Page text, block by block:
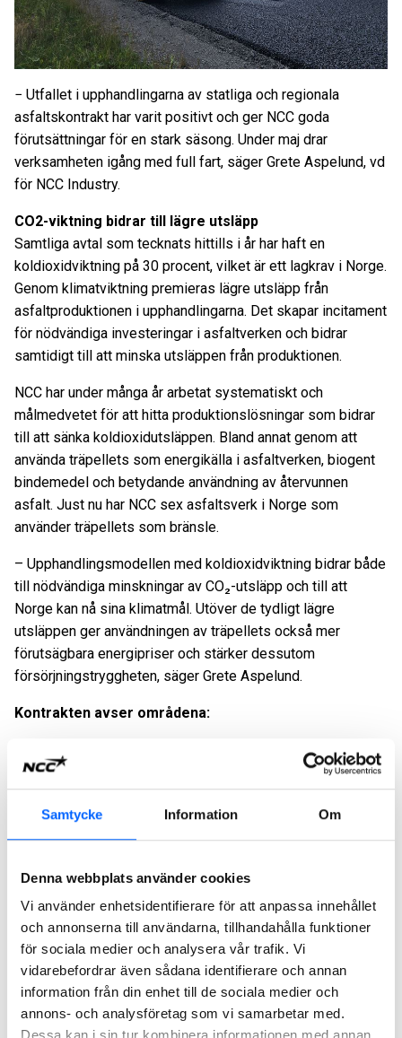
Samtycke Information Om
Denna webbplats använder cookies
Vi använder enhetsidentifierare för att anpassa innehållet
och annonserna till användarna, tillhandahålla funktioner
för sociala medier och analysera vår trafik. Vi
vidarebefordrar även sådana identifierare och annan
information från din enhet till de sociala medier och
annons- och analysföretag som vi samarbetar med.
− Utfallet i upphandlingarna av statliga och regionala
asfaltskontrakt har varit positivt och ger NCC goda
förutsättningar för en stark säsong. Under maj drar
verksamheten igång med full fart, säger Grete Aspelund, vd
för NCC Industry.
CO2-viktning bidrar till lägre utsläpp
Samtliga avtal som tecknats hittills i år har haft en
koldioxidviktning på 30 procent, vilket är ett lagkrav i Norge.
Genom klimatviktning premieras lägre utsläpp från
asfaltproduktionen i upphandlingarna. Det skapar incitament
för nödvändiga investeringar i asfaltverken och bidrar
samtidigt till att minska utsläppen från produktionen.
NCC har under många år arbetat systematiskt och
målmedvetet för att hitta produktionslösningar som bidrar
till att sänka koldioxidutsläppen. Bland annat genom att
använda träpellets som energikälla i asfaltverken, biogent
bindemedel och betydande användning av återvunnen
asfalt. Just nu har NCC sex asfaltsverk i Norge som
använder träpellets som bränsle.
– Upphandlingsmodellen med koldioxidviktning bidrar både
till nödvändiga minskningar av CO₂-utsläpp och till att
Norge kan nå sina klimatmål. Utöver de tydligt lägre
utsläppen ger användningen av träpellets också mer
förutsägbara energipriser och stärker dessutom
försörjningstryggheten, säger Grete Aspelund.
Kontrakten avser områdena:
Innlandet fylkeskommune – Gudbrandsdalen, Valdres,
Nord Østerdalen
Agder fylkeskommune – Agder midt
Rogaland fylkeskommune – Nord Jæren
Akershus fylkeskommune – Förstärkning och asfaltering
Møre og Romsdal fylkeskommune – Fylkesveger
Sunnmøre
Statens vegvesen – Stor Oslo
Statens vegvesen – Nedre Buskerud och Akershus vest
Statens vegvesen – Telemark